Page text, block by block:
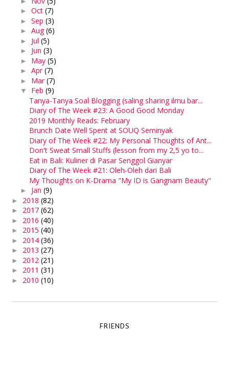
►Oct(7)
►Sep(3)
►Aug(6)
► Jul(5)
► Jun(3)
► May(5)
►Apr(7)
► Mar(7)
▼ Feb(9)
Tanya-Tanya Soal Blogging (saling sharing ilmu bar...
Diary of The Week #23: A Good Good Monday
2019 Monthly Reads: February
Brunch Date Well Spent at SOUQ Seminyak
Diary of The Week #22: My Personal Thoughts of Ant...
Don't Sweat Small Stuffs (lesson from my 2,5 yo to...
Eat in Bali: Kuliner di Pasar Senggol Gianyar
Diary of The Week #21: Oleh-Oleh dari Bali
My Thoughts on K-Drama "My ID is Gangnam Beauty"
► Jan(9)
► 2018(82)
► 2017(62)
► 2016(40)
► 2015(40)
► 2014(36)
► 2013(27)
► 2012(21)
► 2011(31)
► 2010(10)
FRIENDS